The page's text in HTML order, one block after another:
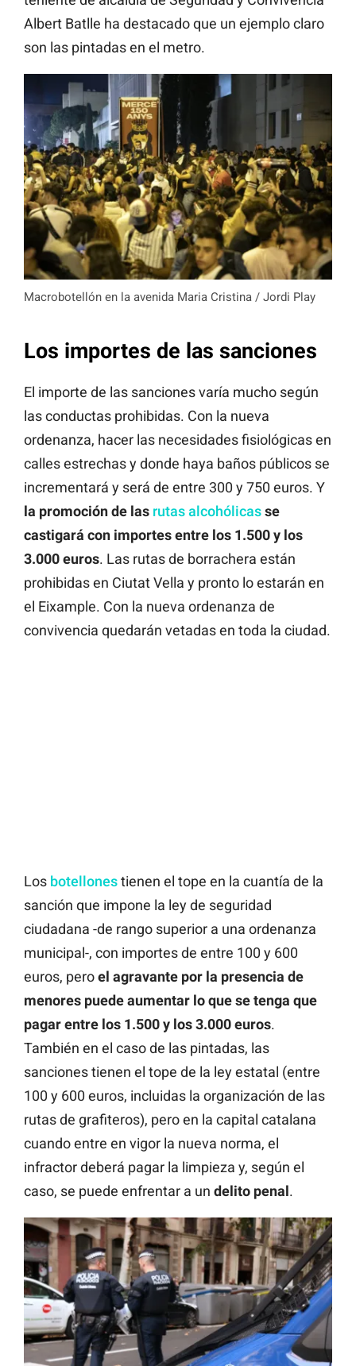
Albert Batlle ha destacado que un ejemplo claro
son las pintadas en el metro.
Macrobotellón en la avenida Maria Cristina / Jordi Play
Los importes de las sanciones
El importe de las sanciones varía mucho según
las conductas prohibidas. Con la nueva
ordenanza, hacer las necesidades fisiológicas en
calles estrechas y donde haya baños públicos se
incrementará y será de entre 300 y 750 euros. Y
la promoción de las rutas alcohólicasse
castigará con importes entre los 1.500 y los
3.000 euros. Las rutas de borrachera están
prohibidas en Ciutat Vella y pronto lo estarán en
el Eixample. Con la nueva ordenanza de
convivencia quedarán vetadas en toda la ciudad.
Los botellonestienen el tope en la cuantía de la
sanción que impone la ley de seguridad
ciudadana -de rango superior a una ordenanza
municipal-, con importes de entre 100 y 600
euros, peroel agravante por la presencia de
menores puede aumentar lo que se tenga que
pagar entre los 1.500 y los 3.000 euros.
También en el caso de las pintadas, las
sanciones tienen el tope de la ley estatal (entre
100 y 600 euros, incluidas la organización de las
rutas de grafiteros), pero en la capital catalana
cuando entre en vigor la nueva norma, el
infractor deberá pagar la limpieza y, según el
caso, se puede enfrentar a un delito penal.